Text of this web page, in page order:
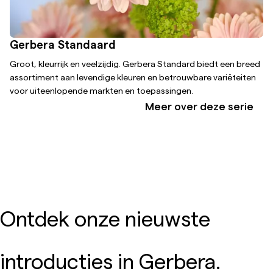
Gerbera Standaard
Groot, kleurrijk en veelzijdig. Gerbera Standard biedt een breed
assortiment aan levendige kleuren en betrouwbare variëteiten
voor uiteenlopende markten en toepassingen.
Meer over deze serie
Ontdek onze nieuwste
introducties in Gerbera.